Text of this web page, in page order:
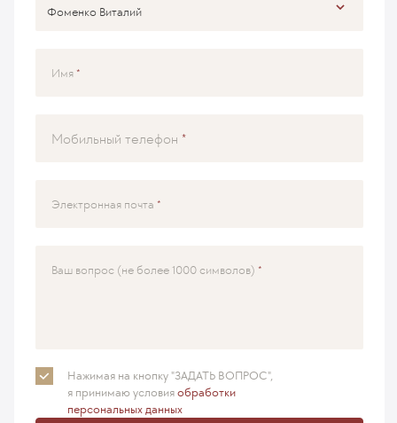
Имя
Мобильный телефон
Электронная почта
Ваш вопрос (не более 1000 символов)
Нажимая на кнопку "ЗАДАТЬ ВОПРОС",
я принимаюусловияобработки
персональных данных